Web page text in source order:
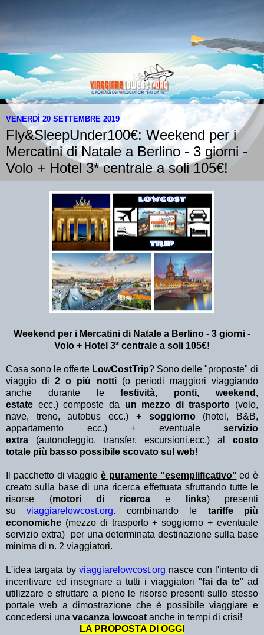
VENERDÌ 20 SETTEMBRE 2019
Fly&SleepUnder100€: Weekend per i
Mercatini di Natale a Berlino - 3 giorni -
Volo + Hotel 3* centrale a soli 105€!
Weekend per i Mercatini di Natale a Berlino - 3 giorni -
Volo + Hotel 3* centrale a soli 105€!
Cosa sono le offerte LowCostTrip? Sono delle "proposte" di
viaggio di2 o più notti (o periodi maggiori viaggiando
anche durante lefestività, ponti, weekend,
estate ecc.) composte da un mezzo di trasporto (volo,
nave, treno, autobus ecc.) + soggiorno(hotel, B&B,
appartamento ecc.) + eventuale servizio
extra (autonoleggio, transfer, escursioni,ecc.) al costo
totale più basso possibile scovato sul web!
Il pacchetto di viaggio è puramente "esemplificativo" ed è
creato sulla base di una ricerca effettuata sfruttando tutte le
risorse (motori di ricerca e links) presenti
suviaggiarelowcost.org. combinando le tariffe più
economiche (mezzo di trasporto + soggiorno + eventuale
servizio extra)
per una determinata destinazione sulla base
minima di n. 2 viaggiatori.
L'idea targata by viaggiarelowcost.org nasce con l'intento di
incentivare ed insegnare a tutti i viaggiatori "fai da te" ad
utilizzare e sfruttare a pieno le risorse presenti sullo stesso
portale web a dimostrazione che è possibile viaggiare e
concedersi una vacanza lowcost anche in tempi di crisi!
LA PROPOSTA DI OGGI